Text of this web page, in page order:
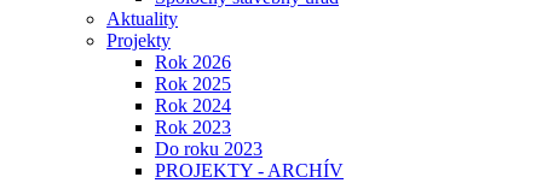
Aktuality
Projekty
Rok 2026
Rok 2025
Rok 2024
Rok 2023
Do roku 2023
PROJEKTY - ARCHÍV